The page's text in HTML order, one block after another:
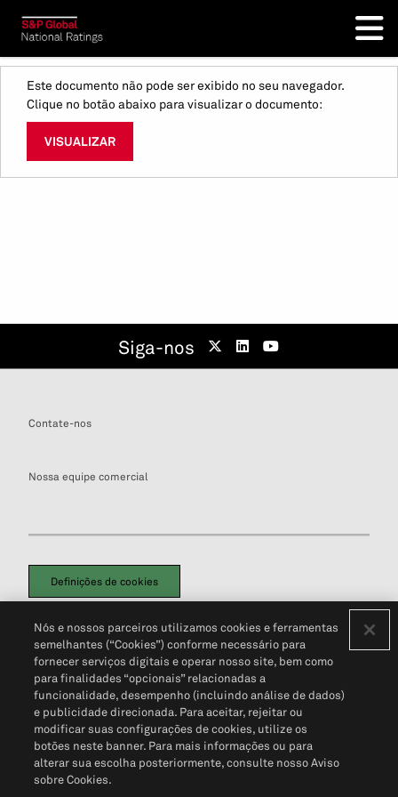
Este documento não pode ser exibido no seu navegador.
Clique no botão abaixo para visualizar o documento:
VISUALIZAR
Siga-nos
Contate-nos
Nossa equipe comercial
Definições de cookies
Política de PrivacidadePortal de privacidade do cliente (em inglês)
Não Venda Minhas Informações Pessoais© 2026 S&P Global
Nós e nossos parceiros utilizamos cookies e ferramentas
semelhantes (“Cookies”) conforme necessário para
fornecer serviços digitais e operar nosso site, bem como
para finalidades “opcionais” relacionadas a
funcionalidade, desempenho (incluindo análise de dados)
e publicidade direcionada. Para aceitar, rejeitar ou
modificar suas configurações de cookies, utilize os
botões neste banner. Para mais informações ou para
alterar sua escolha posteriormente, consulte nosso Aviso
sobre Cookies.